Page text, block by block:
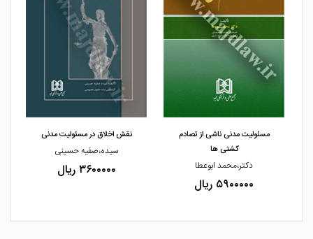
مشاهده و خرید مشاهده و خرید
مسئولیت مدنی ناشی از تصادم
کشتی ها
دکتر،محمد ابوعطا
۵۹۰۰۰۰۰ ریال
نقش اخلاق در مسئولیت مدنی
سیده،صفیه حسینی
۳۶۰۰۰۰۰ ریال